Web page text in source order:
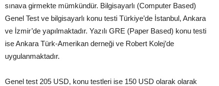
sınava girmekte mümkündür. Bilgisayarlı (Computer Based)
Genel Test ve bilgisayarlı konu testi Türkiye’de İstanbul, Ankara
ve İzmir’de yapılmaktadır. Yazılı GRE (Paper Based) konu testi
ise Ankara Türk-Amerikan derneği ve Robert Kolej’de
uygulanmaktadır.
Genel test 205 USD, konu testleri ise 150 USD olarak olarak